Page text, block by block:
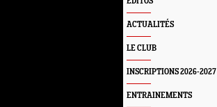
ACTUALITÉS
LE CLUB
INSCRIPTIONS 2026-2027
ENTRAINEMENTS